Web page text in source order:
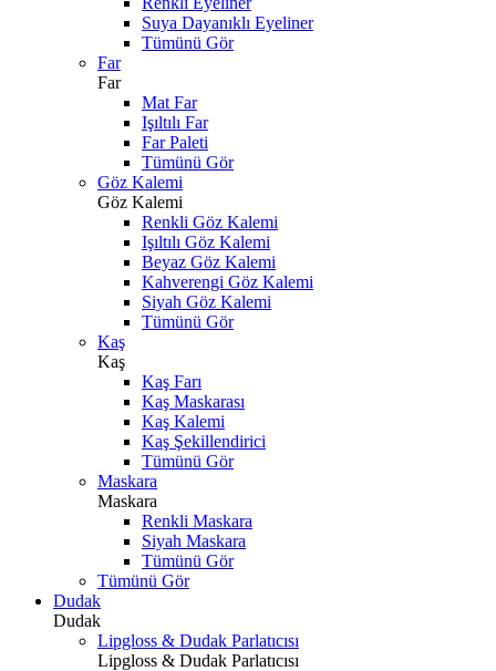
Suya Dayanıklı Eyeliner
Tümünü Gör
Far
Far
Mat Far
Işıltılı Far
Far Paleti
Tümünü Gör
Göz Kalemi
Göz Kalemi
Renkli Göz Kalemi
Işıltılı Göz Kalemi
Beyaz Göz Kalemi
Kahverengi Göz Kalemi
Siyah Göz Kalemi
Tümünü Gör
Kaş
Kaş
Kaş Farı
Kaş Maskarası
Kaş Kalemi
Kaş Şekillendirici
Tümünü Gör
Maskara
Maskara
Renkli Maskara
Siyah Maskara
Tümünü Gör
Tümünü Gör
Dudak
Dudak
Lipgloss & Dudak Parlatıcısı
Lipgloss & Dudak Parlatıcısı